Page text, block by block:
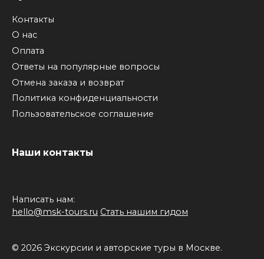
Контакты
О нас
Оплата
Ответы на популярные вопросы
Отмена заказа и возврат
Политика конфиденциальности
Пользовательское соглашение
Наши контакты
Написать нам:
hello@msk-tours.ru Стать нашим гидом
© 2026 Экскурсии и авторские туры в Москве.